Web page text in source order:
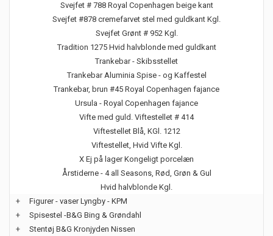
Svejfet # 788 Royal Copenhagen beige kant
Svejfet #878 cremefarvet stel med guldkant Kgl.
Svejfet Grønt # 952 Kgl.
Tradition 1275 Hvid halvblonde med guldkant
Trankebar - Skibsstellet
Trankebar Aluminia Spise - og Kaffestel
Trankebar, brun #45 Royal Copenhagen fajance
Ursula - Royal Copenhagen fajance
Vifte med guld. Viftestellet # 414
Viftestellet Blå, KGl. 1212
Viftestellet, Hvid Vifte Kgl.
X Ej på lager Kongeligt porcelæn
Årstiderne - 4 all Seasons, Rød, Grøn & Gul
Hvid halvblonde Kgl.
+
Figurer - vaser Lyngby - KPM
+
Spisestel -B&G Bing & Grøndahl
+
Stentøj B&G Kronjyden Nissen